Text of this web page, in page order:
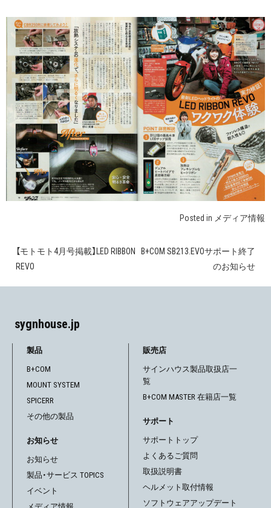
Posted in メディア情報
投
ビ
ゲ
ー
シ
ョ
ン
【モトモト4月号掲載】LED RIBBON
REVO
B+COM SB213.EVOサポート終了
のお知らせ
sygnhouse.jp
製品
B+COM
MOUNT SYSTEM
SPICERR
その他の製品
お知らせ
お知らせ
製品・サービス TOPICS
イベント
販売店
サインハウス製品取扱店一
覧
B+COM MASTER 在籍店一覧
サポート
サポートトップ
よくあるご質問
取扱説明書
ヘルメット取付情報
ソフトウェアアップデート